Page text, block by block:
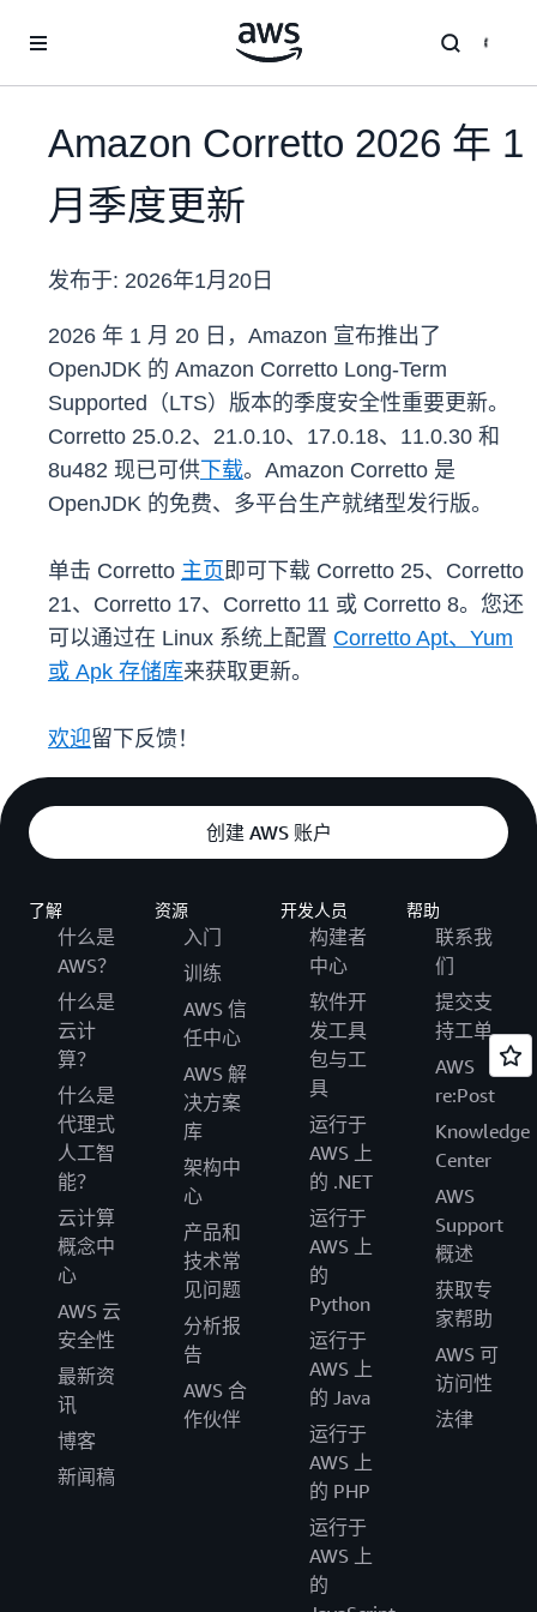
Amazon Corretto 2026 年 1
月季度更新
发布于: 2026年1月20日
2026 年 1 月 20 日，Amazon 宣布推出了
OpenJDK 的 Amazon Corretto Long-Term
Supported（LTS）版本的季度安全性重要更新。
Corretto 25.0.2、21.0.10、17.0.18、11.0.30 和
8u482 现已可供 下载。Amazon Corretto 是
OpenJDK 的免费、多平台生产就绪型发行版。
单击 Corretto 主页即可下载 Corretto 25、Corretto
21、Corretto 17、Corretto 11 或 Corretto 8。您还
可以通过在 Linux 系统上配置 Corretto Apt、Yum
或 Apk 存储库来获取更新。
欢迎留下反馈！
创建 AWS 账户
了解
什么是
AWS？
什么是
云计
算？
什么是
代理式
人工智
能？
云计算
概念中
心
AWS 云
安全性
最新资
讯
博客
新闻稿
资源
入门
训练
AWS 信
任中心
AWS 解
决方案
库
架构中
心
产品和
技术常
见问题
分析报
告
AWS 合
作伙伴
开发人员
构建者
中心
软件开
发工具
包与工
具
运行于
AWS 上
的 .NET
运行于
AWS 上
的
Python
运行于
AWS 上
的 Java
运行于
AWS 上
的 PHP
运行于
AWS 上
的
帮助
联系我
们
提交支
持工单
AWS
re:Post
Knowledge
Center
AWS
Support
概述
获取专
家帮助
AWS 可
访问性
法律